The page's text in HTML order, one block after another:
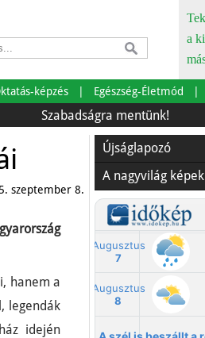
a
képzés Egészség-Életmód
Szabadságra mentünk!
szeptember 8.
hanem a
legendák
idején
Újságlapozó
A nagyvilág